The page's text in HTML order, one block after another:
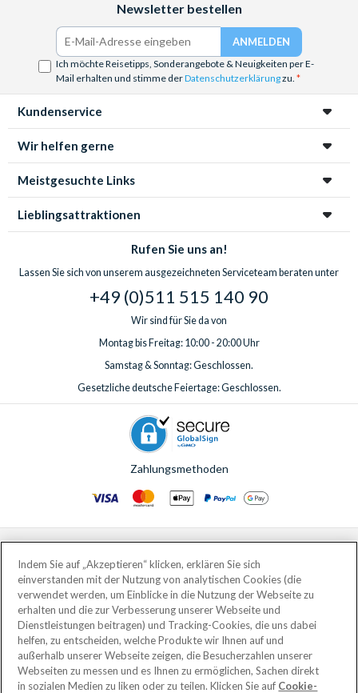
Newsletter bestellen
Ich möchte Reisetipps, Sonderangebote & Neuigkeiten per E-
Mail erhalten und stimme derDatenschutzerklärungzu.
Kundenservice
Wir helfen gerne
Meistgesuchte Links
Lieblingsattraktionen
Rufen Sie uns an!
Lassen Sie sich von unserem ausgezeichneten Serviceteam beraten unter
+49 (0)511 515 140 90
Wir sind für Sie da von
Montag bis Freitag: 10:00 - 20:00 Uhr
Samstag & Sonntag: Geschlossen.
Gesetzliche deutsche Feiertage: Geschlossen.
Zahlungsmethoden
© AttractionTickets.com 2002 - 2026
Eingetragener Firmensitz: 2nd Floor Nucleus House, 2 Lower Mortlake Road,
Richmond, United Kingdom, TW9 2JA.
AttractionTickets.com is a trading name of Attraction Tickets LTD, who are
the owners of UK Trademark Registration Nos. 3427114 and 3427117.
Registered in England with registered number 4390984 and VAT Number
795922965.
Indem Sie auf „Akzeptieren“ klicken, erklären Sie sich
einverstanden mit der Nutzung von analytischen Cookies (die
verwendet werden, um Einblicke in die Nutzung der Webseite zu
erhalten und die zur Verbesserung unserer Webseite und
Dienstleistungen beitragen) und Tracking-Cookies, die uns dabei
helfen, zu entscheiden, welche Produkte wir Ihnen auf und
außerhalb unserer Webseite zeigen, die Besucherzahlen unserer
Webseiten zu messen und es Ihnen zu ermöglichen, Sachen direkt
in sozialen Medien zu liken oder zu teilen. Klicken Sie auf Cookie-